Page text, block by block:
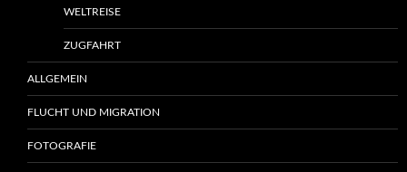
WELTREISE
ZUGFAHRT
ALLGEMEIN
FLUCHT UND MIGRATION
FOTOGRAFIE